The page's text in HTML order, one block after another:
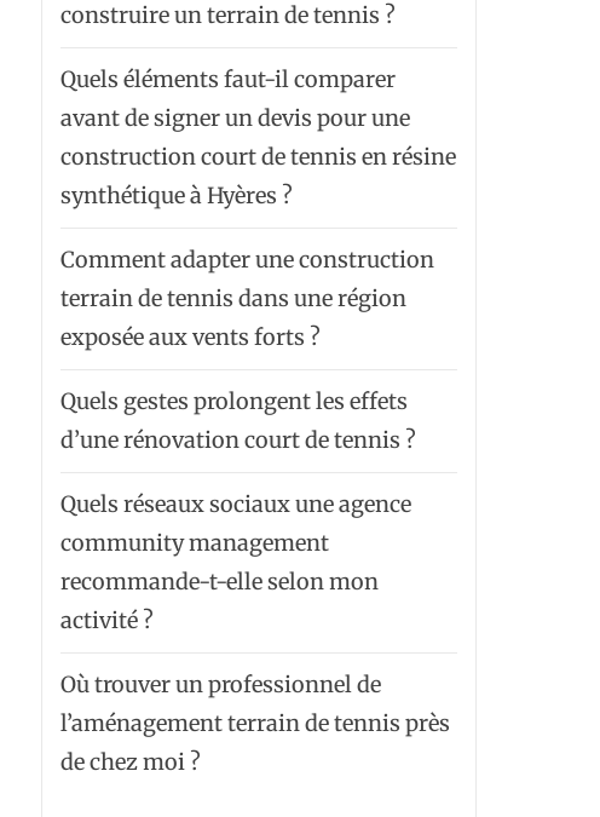
construire un terrain de tennis ?
Quels éléments faut-il comparer
avant de signer un devis pour une
construction court de tennis en résine
synthétique à Hyères ?
Comment adapter une construction
terrain de tennis dans une région
exposée aux vents forts ?
Quels gestes prolongent les effets
d’une rénovation court de tennis ?
Quels réseaux sociaux une agence
community management
recommande-t-elle selon mon
activité ?
Où trouver un professionnel de
l’aménagement terrain de tennis près
de chez moi ?